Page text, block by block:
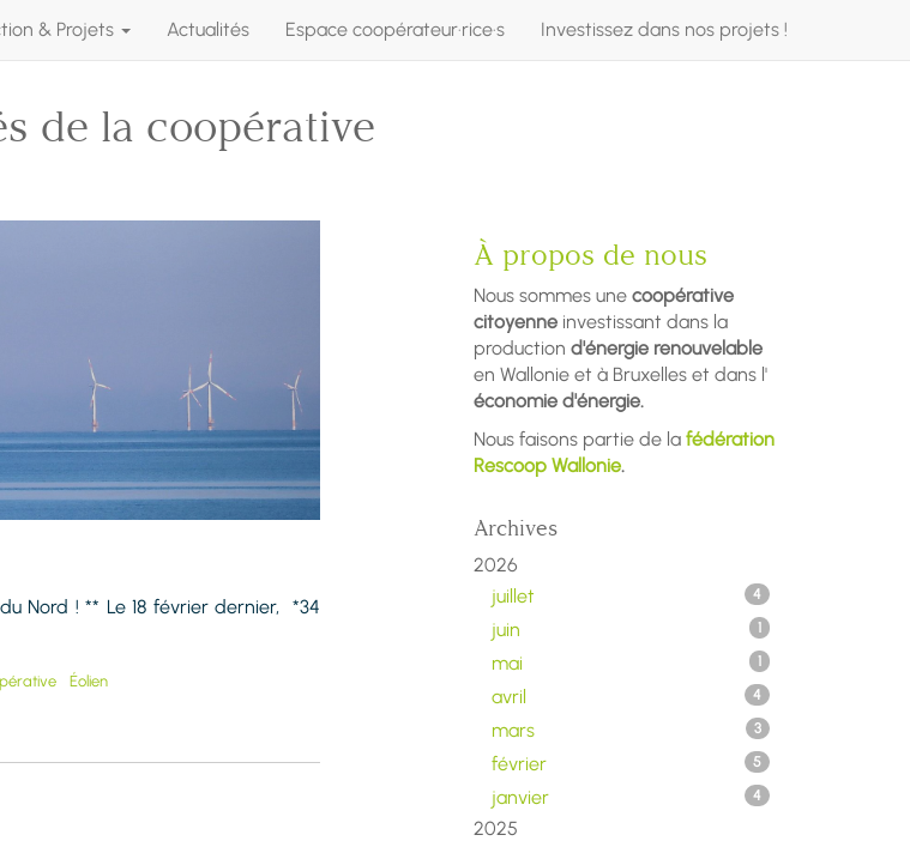
& Projets Actualités Espace coopérateur·rice·s Investissez dans nos projets !
de la coopérative
Nord ! ** Le 18 février dernier, *34
Éolien
À propos de nous
Nous sommes une coopérative
citoyenne investissant dans la
production d'énergie renouvelable
en Wallonie et à Bruxelles et dans l'
économie d'énergie.
Nous faisons partie de la fédération
Rescoop Wallonie.
Archives
2026
juillet
4
juin 1
mai 1
avril 4
mars 3
février 5
janvier 4
2025